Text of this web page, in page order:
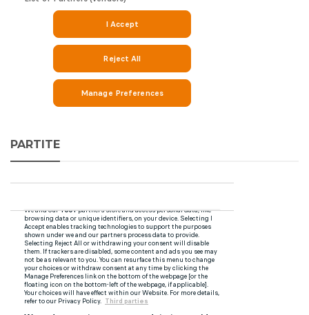
PARTITE